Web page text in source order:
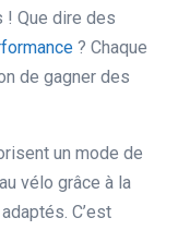
! Que dire des
? Chaque
de gagner des
un mode de
vélo grâce à la
C’est